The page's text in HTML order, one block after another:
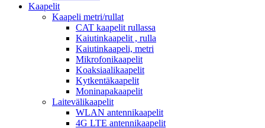
Kaapelit
Kaapeli metri/rullat
CAT kaapelit rullassa
Kaiutinkaapelit , rulla
Kaiutinkaapeli, metri
Mikrofonikaapelit
Koaksiaalikaapelit
Kytkentäkaapelit
Moninapakaapelit
Laitevälikaapelit
WLAN antennikaapelit
4G LTE antennikaapelit